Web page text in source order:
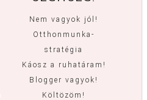
Nem vagyok jól!
Otthonmunka-
stratégia
Káosz a ruhatáram!
Blogger vagyok!
Költözöm!